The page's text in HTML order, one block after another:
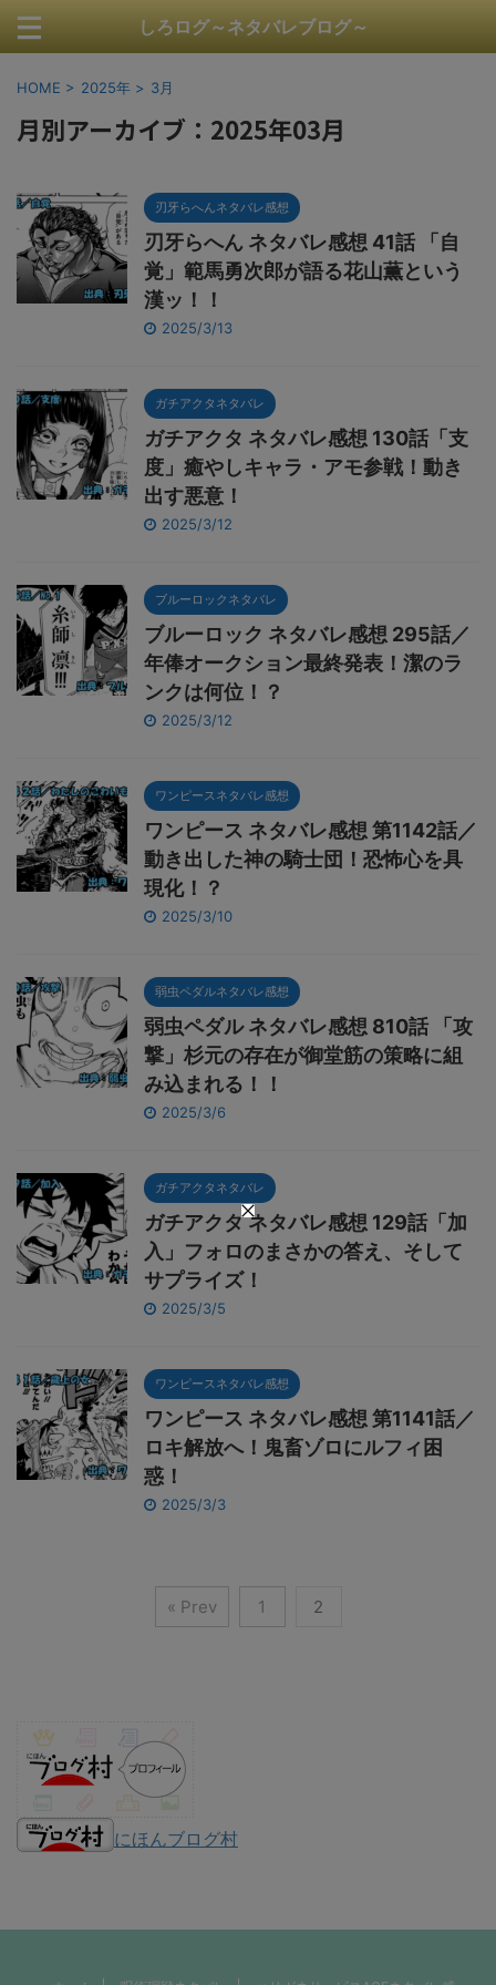
しろログ～ネタバレブログ～
HOME > 2025年 > 3月
月別アーカイブ：2025年03月
刃牙らへんネタバレ感想
刃牙らへん ネタバレ感想 41話 「自
覚」範馬勇次郎が語る花山薫という
漢ッ！！
2025/3/13
ガチアクタネタバレ
ガチアクタ ネタバレ感想 130話「支
度」癒やしキャラ・アモ参戦！動き
出す悪意！
2025/3/12
ブルーロックネタバレ
ブルーロック ネタバレ感想 295話／
年俸オークション最終発表！潔のラ
ンクは何位！？
2025/3/12
ワンピースネタバレ感想
ワンピース ネタバレ感想 第1142話／
動き出した神の騎士団！恐怖心を具
現化！？
2025/3/10
弱虫ペダルネタバレ感想
弱虫ペダル ネタバレ感想 810話 「攻
撃」杉元の存在が御堂筋の策略に組
み込まれる！！
2025/3/6
ガチアクタネタバレ
ガチアクタ ネタバレ感想 129話「加
入」フォロのまさかの答え、そして
サプライズ！
2025/3/5
ワンピースネタバレ感想
ワンピース ネタバレ感想 第1141話／
ロキ解放へ！鬼畜ゾロにルフィ困
惑！
2025/3/3
« Prev 1 2
にほんブログ村